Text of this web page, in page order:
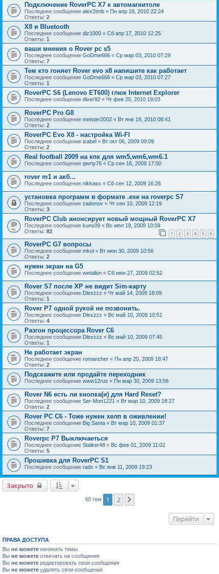
Подключение RoverPC X7 к автомагнитоле
Последнее сообщение alex2tmb « Пн апр 19, 2010 22:24
Ответы: 2
X8 и Bluetooth
Последнее сообщение dlz1000 « Сб апр 17, 2010 12:25
Ответы: 1
ваши мнения о Rover pc s5
Последнее сообщение GoDme666 « Ср мар 03, 2010 07:29
Ответы: 7
Тем кто гоняет Rover evo x8 напишите как работает
Последнее сообщение GoDme666 « Ср мар 03, 2010 07:27
Ответы: 1
RoverPC S6 (Lenovo ET600) глюк Internet Explorer
Последнее сообщение diver92 « Чт фев 25, 2010 19:03
RoverPC Pro G8
Последнее сообщение meister2002 « Вт янв 19, 2010 08:41
Ответы: 2
RoverPC Evo X8 - настройка Wi-FI
Последнее сообщение izabel « Вт окт 06, 2009 09:09
Ответы: 2
Real football 2009 на кпк для wm5,wm6,wm6.1
Последнее сообщение qwrty76 « Ср сен 16, 2009 17:50
rover m1 и акб...
Последнее сообщение nikkass « Сб сен 12, 2009 16:26
установка программ в формате .exe на roverpc S7
Последнее сообщение zadonov « Чт сен 10, 2009 12:19
Ответы: 3
RoverPC Club анонсирует новый мощный RoverPC X7
Последнее сообщение kuns09 « Вс июл 19, 2009 10:09
Ответы: 82 1 2 3 4 5 6
RoverPC G7 вопросы
Последнее сообщение mkol « Вт июн 30, 2009 10:56
Ответы: 2
нужен экран на G5
Последнее сообщение wetalion « Сб июн 27, 2009 02:52
Rover S7 после ХР не видит Sim-карту
Последнее сообщение Dlexzzz « Чт май 14, 2009 18:09
Ответы: 1
Rover P7 одной рукой не позвонить.
Последнее сообщение Dlexzzz « Вс май 10, 2009 10:51
Ответы: 4
Разгон процессора Rover C6
Последнее сообщение Dlexzzz « Вс май 10, 2009 07:45
Ответы: 1
Не работает экран
Последнее сообщение romancher « Пн апр 20, 2009 18:47
Ответы: 2
Подскажите или продайте переходник
Последнее сообщение www12rus « Пн мар 30, 2009 13:56
Rover N6 есть ли кнопка(и) для Hard Reset?
Последнее сообщение Ser-Mon1221 « Вт мар 10, 2009 18:27
Ответы: 2
Rover PC C6 - Тоже нужен хелп в оживлении!
Последнее сообщение Big Santa « Вт мар 10, 2009 01:37
Ответы: 7
Rоverpc P7 Выключаеться
Последнее сообщение Stalker48 « Вс фев 01, 2009 11:02
Ответы: 5
Прошивка для RoverPC S1
Последнее сообщение radx « Вс янв 11, 2009 19:23
Закрыто
60 тем 1 2
Перейти
ПРАВА ДОСТУПА
Вы не можете начинать темы
Вы не можете отвечать на сообщения
Вы не можете редактировать свои сообщения
Вы не можете удалять свои сообщения